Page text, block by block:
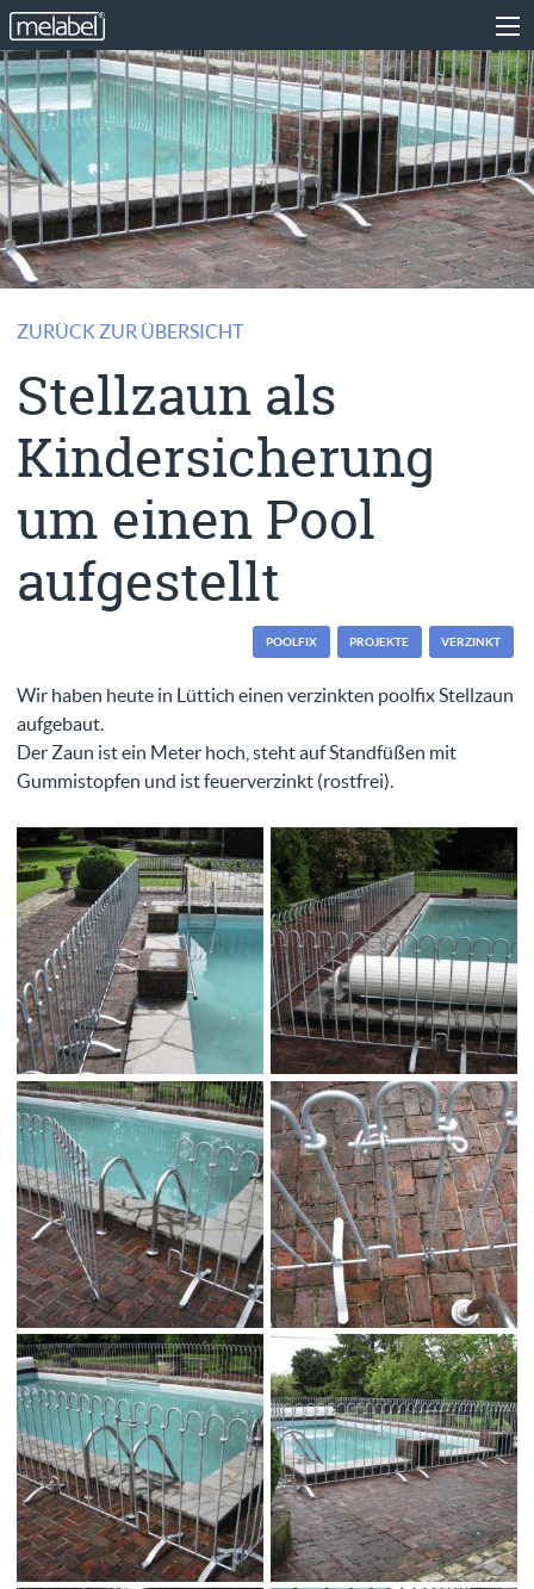
ZURÜCK ZUR ÜBERSICHT
Stellzaun als
Kindersicherung
um einen Pool
aufgestellt
POOLFIX PROJEKTE VERZINKT
Wir haben heute in Lüttich einen verzinkten poolfix Stellzaun
aufgebaut.
Der Zaun ist ein Meter hoch, steht auf Standfüßen mit
Gummistopfen und ist feuerverzinkt (rostfrei).